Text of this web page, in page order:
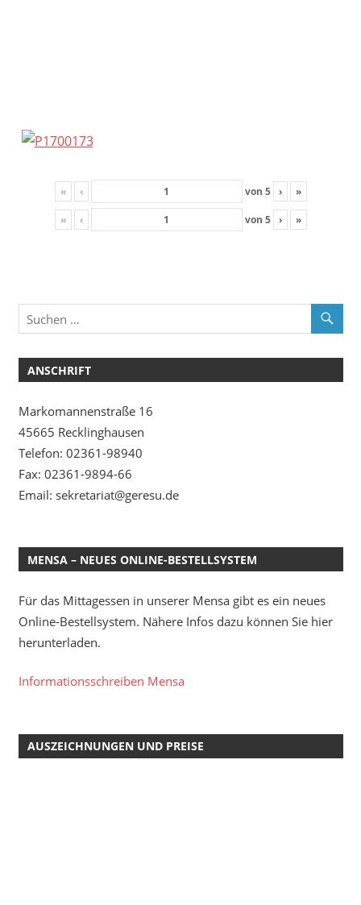
« ‹ von 5 › »
« ‹ von 5 › »
ANSCHRIFT
Markomannenstraße 16
45665 Recklinghausen
Telefon: 02361-98940
Fax: 02361-9894-66
Email: sekretariat@geresu.de
MENSA – NEUES ONLINE-BESTELLSYSTEM
Für das Mittagessen in unserer Mensa gibt es ein neues
Online-Bestellsystem. Nähere Infos dazu können Sie hier
herunterladen.
Informationsschreiben Mensa
AUSZEICHNUNGEN UND PREISE